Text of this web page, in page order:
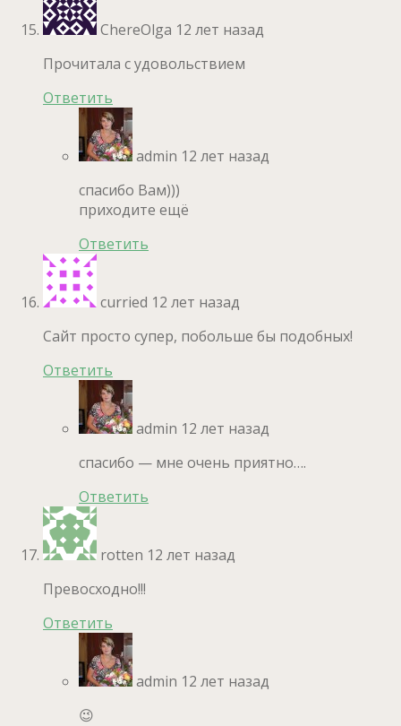
ChereOlga 12 лет назад
Прочитала с удовольствием
Ответить
admin 12 лет назад
спасибо Вам)))
приходите ещё
Ответить
curried 12 лет назад
Сайт просто супер, побольше бы подобных!
Ответить
admin 12 лет назад
спасибо — мне очень приятно….
Ответить
rotten 12 лет назад
Превосходно!!!
Ответить
admin 12 лет назад
😉